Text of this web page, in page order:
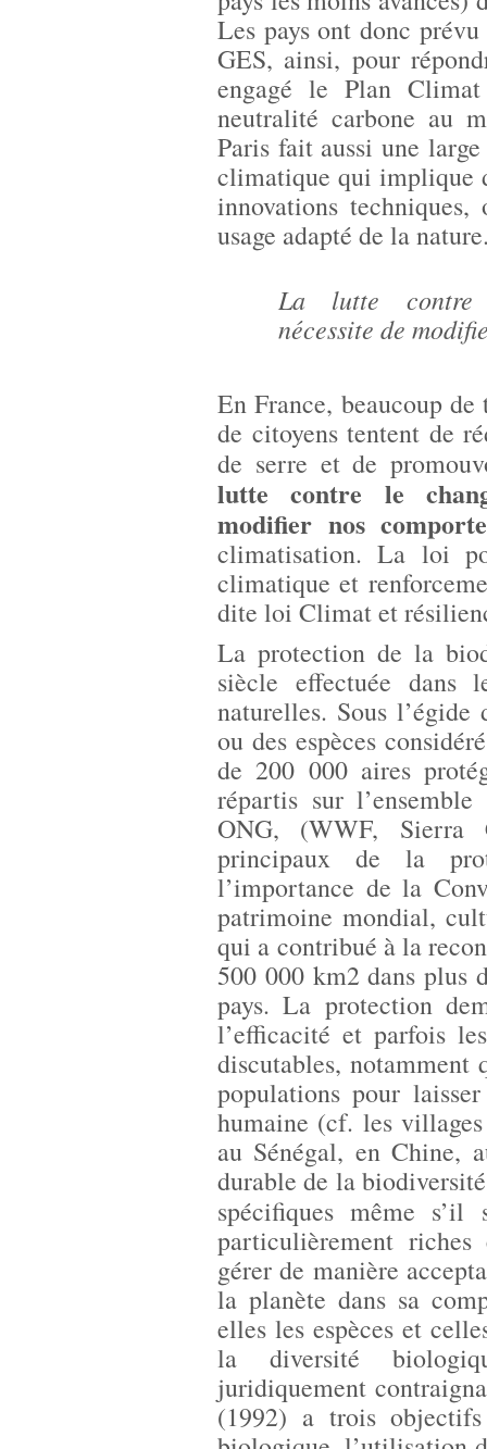
Les pays ont donc
GES, ainsi, pour
engagé le Plan
neutralité carbone au
Paris fait aussi une
climatique qui implique
innovations
usage adapté de la
La lutte contre
nécessite de
En France, beaucoup
de citoyens tentent de
de serre et de
lutte contre le
modifier nos
climatisation. La loi
climatique et
dite loi Climat et
La protection de la
siècle effectuée dans
naturelles. Sous
ou des espèces
de 200 000 aires
répartis sur
ONG, (WWF, Sierra
principaux de la
l’importance de la
patrimoine mondial,
qui a contribué à la
500 000 km2 dans plus
pays. La protection
l’efficacité et parfois
discutables, notamment
populations pour
humaine (cf. les
au Sénégal, en Chine,
durable de la
spécifiques même
particulièrement
gérer de manière
la planète dans sa
elles les espèces et
la diversité
juridiquement
(1992) a trois